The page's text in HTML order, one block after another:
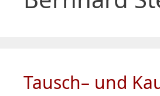
Tausch– und